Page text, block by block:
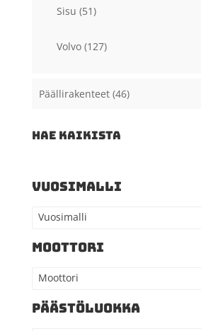
Sisu (51)
Volvo (127)
Päällirakenteet (46)
HAE KAIKISTA
VUOSIMALLI
Vuosimalli
MOOTTORI
Moottori
PÄÄSTÖLUOKKA